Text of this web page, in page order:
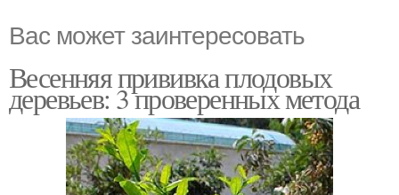
Вас может заинтересовать
Весенняя прививка плодовых
деревьев: 3 проверенных метода